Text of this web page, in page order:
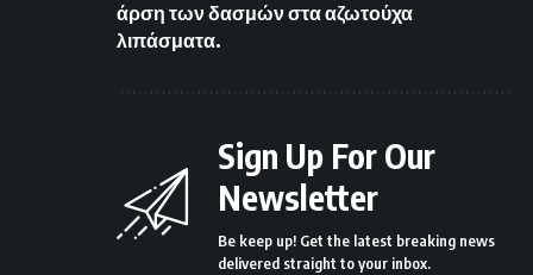
άρση των δασμών στα αζωτούχα
λιπάσματα.
Sign Up For Our
Newsletter
Be keep up! Get the latest breaking news
delivered straight to your inbox.